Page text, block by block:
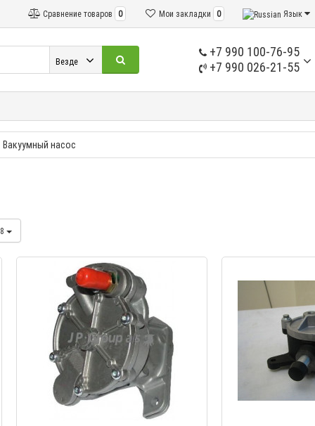
Язык
Мои закладки 0
Сравнение товаров 0
+7 990 100-76-95
+7 990 026-21-55
Везде
Вакуумный насос
8